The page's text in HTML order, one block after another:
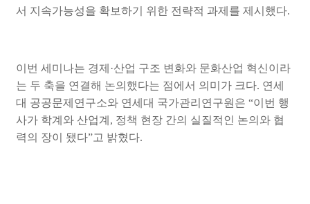
서 지속가능성을 확보하기 위한 전략적 과제를 제시했다.
이번 세미나는 경제 ·산업 구조 변화와 문화산업 혁신이라
는 두 축을 연결해 논의했다는 점에서 의미가 크다. 연세
대 공공문제연구소와 연세대 국가관리연구원은 “이번 행
사가 학계와 산업계 , 정책 현장 간의 실질적인 논의와 협
력의 장이 됐다”고 밝혔다.